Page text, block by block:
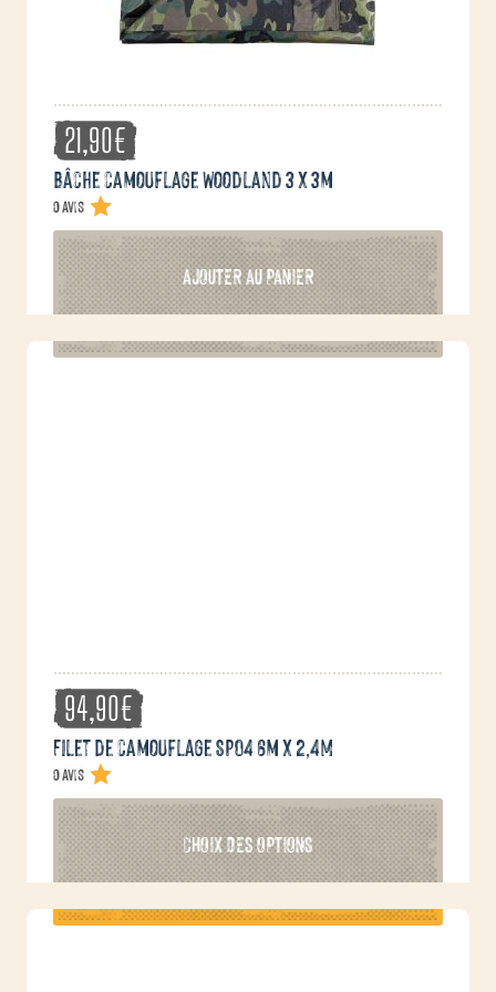
21,90€
Bâche camouflage Woodland 3 x 3m
0 avis
AJOUTER AU PANIER
94,90€
Filet de camouflage SP04 6m x 2,4M
0 avis
CHOIX DES OPTIONS
Ce
produit
a
variations.